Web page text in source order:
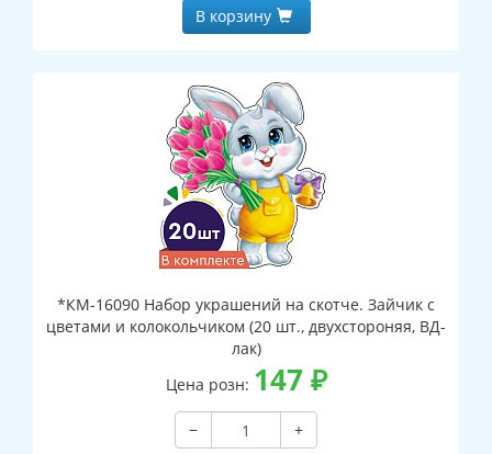
В корзину
*КМ-16090 Набор украшений на скотче. Зайчик с
цветами и колокольчиком (20 шт., двухстороняя, ВД-
лак)
Цена розн: 147 ₽
−
+